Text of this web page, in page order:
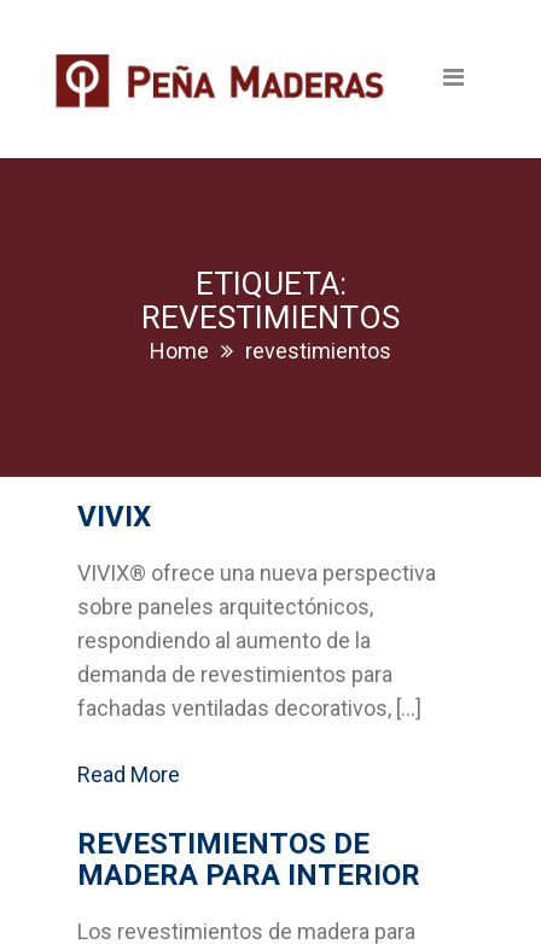
Productos
Tableros
Revestimientos
Ventanas
Bricolage
Cocinas
Formica
Outlet
ETIQUETA:
REVESTIMIENTOS
Home revestimientos
VIVIX
VIVIX® ofrece una nueva perspectiva
sobre paneles arquitectónicos,
respondiendo al aumento de la
demanda de revestimientos para
fachadas ventiladas decorativos, […]
Read More
REVESTIMIENTOS DE
MADERA PARA INTERIOR
Los revestimientos de madera para